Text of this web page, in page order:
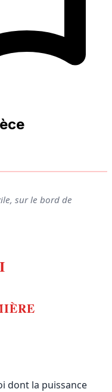
sur le bord de
dont la puissance